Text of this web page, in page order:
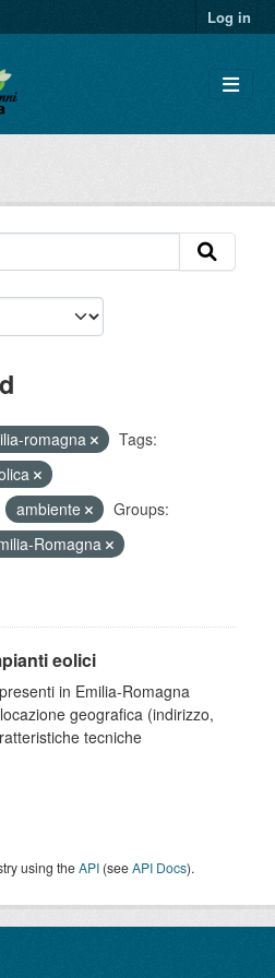
Log in
romagna
Tags:
ambiente
Groups:
Romagna
eolici
in Emilia-Romagna
geografica (indirizzo,
tecniche
using theAPI (seeAPI Docs).